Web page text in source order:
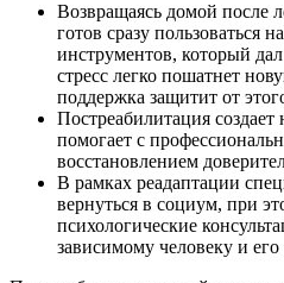
Возвращаясь домой после
готов сразу пользоваться
инструментов, который
стресс легко пошатнет
поддержка защитит от
Постреабилитация
помогает с
восстановлением
В рамках реадаптации
вернуться в социум, при
психологические
зависимому человеку и